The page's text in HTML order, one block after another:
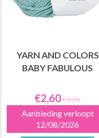
YARN AND COLORS
BABY FABULOUS
€2,60€3,25
Aanbieding verloopt
12/08/2026